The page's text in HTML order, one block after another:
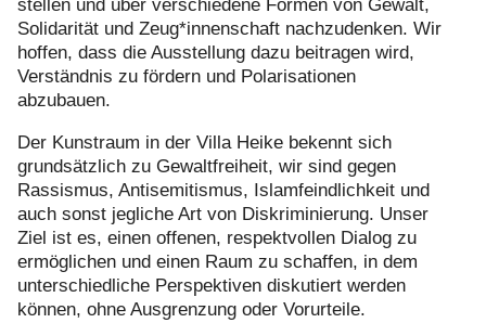
stellen und über verschiedene Formen von Gewalt,
Solidarität und Zeug*innenschaft nachzudenken. Wir
hoffen, dass die Ausstellung dazu beitragen wird,
Verständnis zu fördern und Polarisationen
abzubauen.
Der Kunstraum in der Villa Heike bekennt sich
grundsätzlich zu Gewaltfreiheit, wir sind gegen
Rassismus, Antisemitismus, Islamfeindlichkeit und
auch sonst jegliche Art von Diskriminierung. Unser
Ziel ist es, einen offenen, respektvollen Dialog zu
ermöglichen und einen Raum zu schaffen, in dem
unterschiedliche Perspektiven diskutiert werden
können, ohne Ausgrenzung oder Vorurteile.